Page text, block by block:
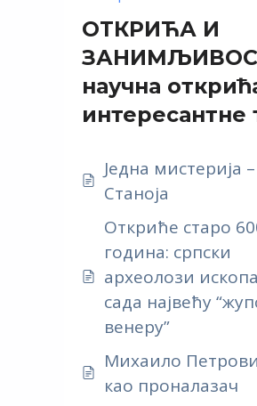
ОТКРИЋА И
научна
интересантне
Једна мистерија
Станоја
Откриће старо
година: српски
археолози
сада највећу
венеру”
Михаило
као проналазач